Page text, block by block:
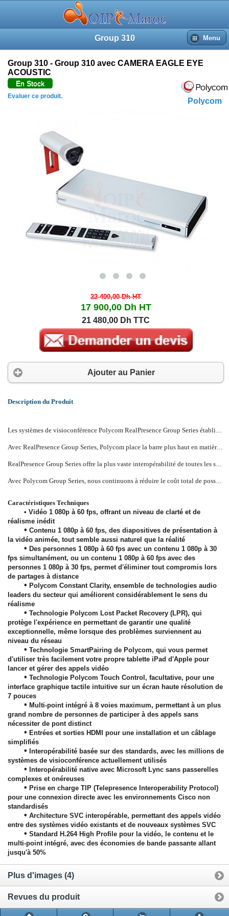
Group 310 Menu
Polycom
Group 310 - Group 310 avec CAMERA EAGLE EYE
ACOUSTIC
En Stock
Evaluer ce produit.
22 400,00 DhHT
17 900,00 Dh HT
21 480,00 Dh TTC
Ajouter au Panier
Description du Produit
Avec RealPresence Group Series, Polycom place la barre plus haut en matière de performances audio et vidéo. La possibilité de voir les participants en 1 080p à 60 fps (HD intégrale à 60 trames par seconde) élève la vidéo vers un niveau de réalisme inédit. Le partage de contenus jusqu'à 1 080p à 60 fps, plus l'animation HD intégrale des personnes au même moment, permet de supprimer tout compromis lors de partages à distance. Lors des appels vidéo, bien voir est aussi important que bien entendre. Polycom Constant Clarity est un ensemble de technologies audio leaders du secteur qui améliorent considérablement le sens du réalisme, permettant des réunions plus productives.
RealPresence Group Series offre la plus vaste interopérabilité de toutes les solutions de collaboration vidéo. Entièrement basé sur des standards, il vous permet d'utiliser les millions d'autres systèmes vidéo basés sur des standards, actuellement utilisés. L'interopérabilité native des principales plates-formes de communications unifiées, sans passerelles complexes et onéreuses, prolonge les avantages de votre investissement en matière de plate-forme de communications unifiées tout en simplifiant l'expérience des utilisateurs. En outre, l'architecture SVC interopérable unique de Polycom est la première à permettre des appels vidéo entre des systèmes vidéo existants et des nouveaux systèmes SVC.
Avec Polycom Group Series, nous continuons à réduire le coût total de possession associé à la collaboration vidéo. Les avantages de la technologie H.264 High Profile s'étendent désormais aux expériences 1 080p à 60 fps pour des niveaux de réalisme entièrement nouveaux, avec jusqu'à 50% de bande passante en moins. Pour les clients existants de Polycom, RealPresence Group Series vous permet de continuer à utiliser vos précédents investissements en matière de technologies Polycom, dont certains microphones, certaines caméras et innovations en matière de communications unifiées telles que Polycom EagleEye Director et Polycom Touch Control.
Caractéristiques Techniques
• Vidéo 1 080p à 60 fps, offrant un niveau de clarté et de
réalisme inédit
• Contenu 1 080p à 60 fps, des diapositives de présentation à
la vidéo animée, tout semble aussi naturel que la réalité
• Des personnes 1 080p à 60 fps avec un contenu 1 080p à 30
fps simultanément, ou un contenu 1 080p à 60 fps avec des
personnes 1 080p à 30 fps, permet d'éliminer tout compromis lors
de partages à distance
• Polycom Constant Clarity, ensemble de technologies audio
leaders du secteur qui améliorent considérablement le sens du
réalisme
• Technologie Polycom Lost Packet Recovery (LPR), qui
protège l'expérience en permettant de garantir une qualité
exceptionnelle, même lorsque des problèmes surviennent au
niveau du réseau
• Technologie SmartPairing de Polycom, qui vous permet
d'utiliser très facilement votre propre tablette iPad d'Apple pour
lancer et gérer des appels vidéo
• Technologie Polycom Touch Control, facultative, pour une
interface graphique tactile intuitive sur un écran haute résolution de
7 pouces
• Multi-point intégré à 8 voies maximum, permettant à un plus
grand nombre de personnes de participer à des appels sans
nécessiter de pont distinct
• Entrées et sorties HDMI pour une installation et un câblage
simplifiés
• Interopérabilité basée sur des standards, avec les millions de
systèmes de visioconférence actuellement utilisés
• Interopérabilité native avec Microsoft Lync sans passerelles
complexes et onéreuses
• Prise en charge TIP (Telepresence Interoperability Protocol)
pour une connexion directe avec les environnements Cisco non
standardisés
• Architecture SVC interopérable, permettant des appels vidéo
entre des systèmes vidéo existants et de nouveaux systèmes SVC
• Standard H.264 High Profile pour la vidéo, le contenu et le
multi-point intégré, avec des économies de bande passante allant
jusqu'à 50%
Plus d'images (4)
Revues du produit